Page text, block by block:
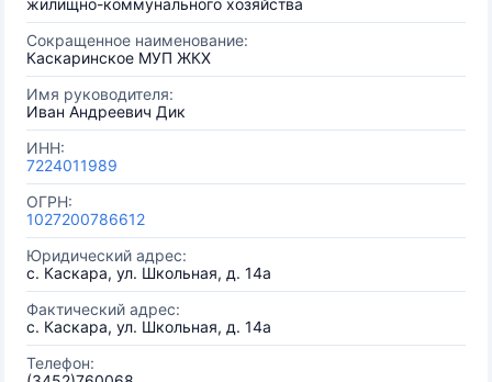
жилищно-коммунального хозяйства
Сокращенное наименование:
Каскаринское МУП ЖКХ
Имя руководителя:
Иван Андреевич Дик
ИНН:
7224011989
ОГРН:
1027200786612
Юридический адрес:
с. Каскара, ул. Школьная, д. 14а
Фактический адрес:
с. Каскара, ул. Школьная, д. 14а
Телефон: